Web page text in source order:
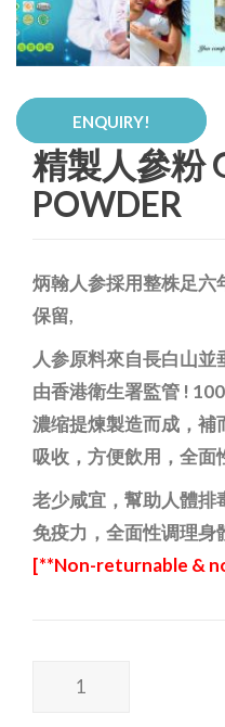
ENQUIRY!
精製人參粉
POWDER
炳翰人参採用整株足六
保留,
人参原料來自長白山並
由香港衛生署監管 !
濃缩提煉製造而成，補
吸收，方便飲用，全面
老少咸宜，幫助人體排
免疫力，全面性调理身
[**Non-returnable &